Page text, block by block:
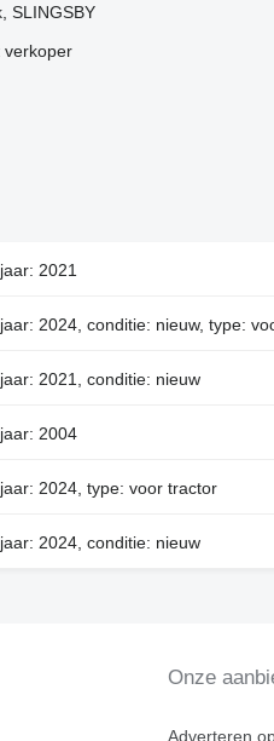
SLINGSBY
verkoper
2021
2024, conditie: nieuw, type:
2021, conditie: nieuw
2004
2024, type: voor tractor
2024, conditie: nieuw
Onze
Adverteren